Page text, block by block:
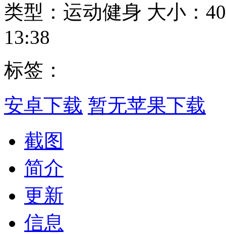
类型：运动健身 大小：
13:38
标签：
安卓下载 暂无苹果下载
截图
简介
更新
信息